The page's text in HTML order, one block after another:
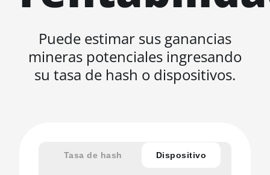
Puede estimar sus ganancias
mineras potenciales ingresando
su tasa de hash o dispositivos.
Tasa de hash Dispositivo